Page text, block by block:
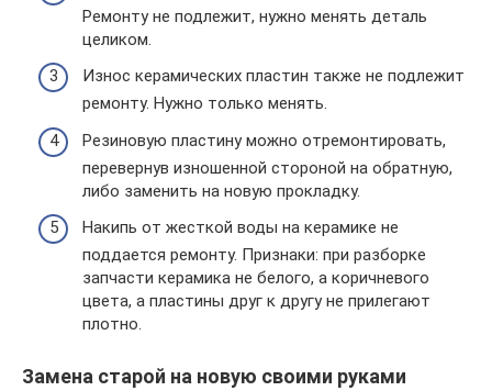
Ремонту не подлежит, нужно менять деталь
целиком.
Износ керамических пластин также не подлежит
ремонту. Нужно только менять.
Резиновую пластину можно отремонтировать,
перевернув изношенной стороной на обратную,
либо заменить на новую прокладку.
Накипь от жесткой воды на керамике не
поддается ремонту. Признаки: при разборке
запчасти керамика не белого, а коричневого
цвета, а пластины друг к другу не прилегают
плотно.
Замена старой на новую своими руками